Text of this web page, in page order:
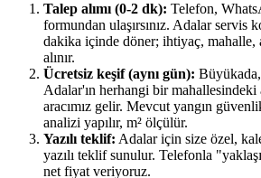
Talep alımı (0-2 dk): Telefon,
formundan ulaşırsınız. Adalar servis
dakika içinde döner; ihtiyaç, mahalle,
alınır.
Ücretsiz keşif (aynı gün):
Adalar'ın herhangi bir mahallesindeki
aracımız gelir. Mevcut yangın
analizi yapılır, m² ölçülür.
Yazılı teklif: Adalar için size özel,
yazılı teklif sunulur. Telefonla
net fiyat veriyoruz.